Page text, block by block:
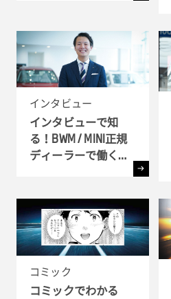
とは ?!
インタビュー
インタビューで知
る！BWM / MINI正規
ディーラーで働く理
コミック
コミックでわかる